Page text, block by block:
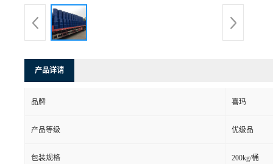
产品详请
品牌 喜玛
产品等级 优级品
包装规格 200kg/桶